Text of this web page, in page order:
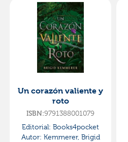
Un corazón valiente y
roto
ISBN:9791388001079
Editorial: Books4pocket
Autor: Kemmerer, Brigid